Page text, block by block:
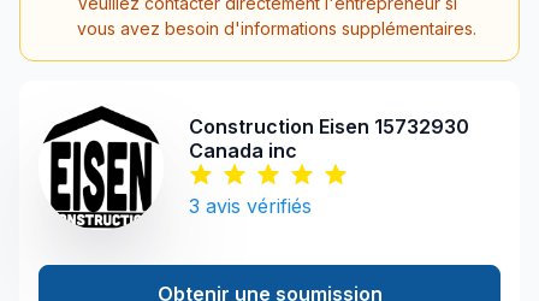
vous avez besoin d'informations supplémentaires.
Construction Eisen 15732930
Canada inc
3 avis vérifiés
Obtenir une soumission